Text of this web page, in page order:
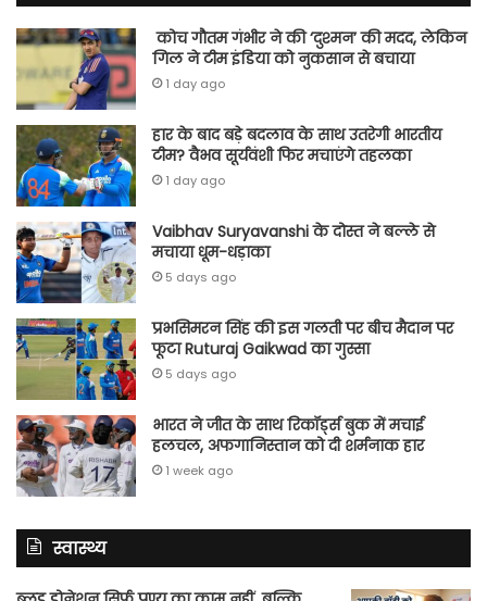
कोच गौतम गंभीर ने की ‘दुश्मन’ की मदद, लेकिन
गिल ने टीम इंडिया को नुकसान से बचाया
1 day ago
हार के बाद बड़े बदलाव के साथ उतरेगी भारतीय
टीम? वैभव सूर्यवंशी फिर मचाएंगे तहलका
1 day ago
Vaibhav Suryavanshi के दोस्त ने बल्ले से
मचाया धूम-धड़ाका
5 days ago
प्रभसिमरन सिंह की इस गलती पर बीच मैदान पर
फूटा Ruturaj Gaikwad का गुस्सा
5 days ago
भारत ने जीत के साथ रिकॉर्ड्स बुक में मचाई
हलचल, अफगानिस्तान को दी शर्मनाक हार
1 week ago
स्वास्थ्य